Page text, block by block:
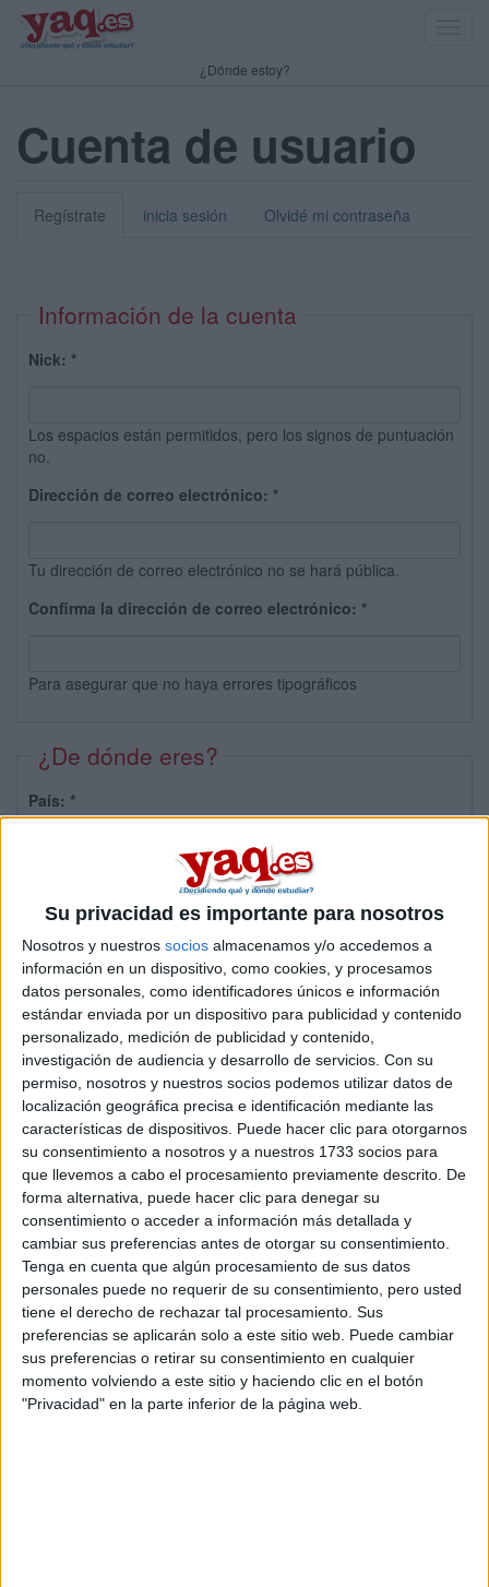
Su privacidad es importante para nosotros
Nosotros y nuestros socios almacenamos y/o accedemos a
información en un dispositivo, como cookies, y procesamos
datos personales, como identificadores únicos e información
estándar enviada por un dispositivo para publicidad y contenido
personalizado, medición de publicidad y contenido,
investigación de audiencia y desarrollo de servicios. Con su
permiso, nosotros y nuestros socios podemos utilizar datos de
localización geográfica precisa e identificación mediante las
características de dispositivos. Puede hacer clic para otorgarnos
su consentimiento a nosotros y a nuestros 1733 socios para
que llevemos a cabo el procesamiento previamente descrito. De
forma alternativa, puede hacer clic para denegar su
consentimiento o acceder a información más detallada y
cambiar sus preferencias antes de otorgar su consentimiento.
Tenga en cuenta que algún procesamiento de sus datos
personales puede no requerir de su consentimiento, pero usted
tiene el derecho de rechazar tal procesamiento. Sus
preferencias se aplicarán solo a este sitio web. Puede cambiar
sus preferencias o retirar su consentimiento en cualquier
momento volviendo a este sitio y haciendo clic en el botón
"Privacidad" en la parte inferior de la página web.
¿Dónde estoy?
Cuenta de usuario
Regístrate inicia sesión Olvidé mi contraseña
Información de la cuenta
Nick: *
Los espacios están permitidos, pero los signos de puntuación
no.
Dirección de correo electrónico: *
Tu dirección de correo electrónico no se hará pública.
Confirma la dirección de correo electrónico: *
Para asegurar que no haya errores tipográficos
¿De dónde eres?
País: *
Sobre ti
Soy:*
Chico
Chica
¿En qué año terminas (o terminaste) bachillerato o FP?
Soy estudiante de:*
Términos y Condiciones de Uso
Aceptolos Términos y Condicionesde uso*